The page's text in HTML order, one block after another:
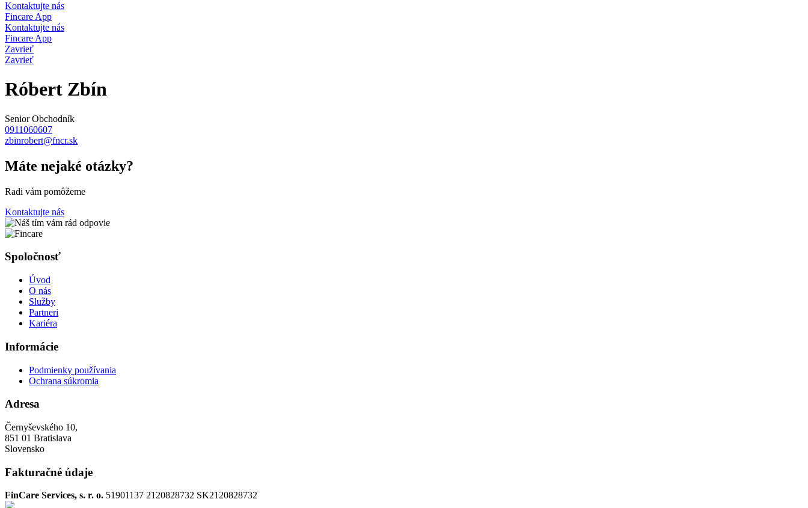
Kontaktujte nás
Fincare App
Kontaktujte nás
Fincare App
Zavrieť
Zavrieť
Róbert Zbín
Senior Obchodník
0911060607
zbinrobert@fncr.sk
Máte nejaké otázky?
Radi vám pomôžeme
Kontaktujte nás
Spoločnosť
Úvod
O nás
Služby
Partneri
Kariéra
Informácie
Podmienky používania
Ochrana súkromia
Adresa
Černyševského 10,
851 01 Bratislava
Slovensko
Fakturačné údaje
FinCare Services, s. r. o. 51901137 2120828732 SK2120828732